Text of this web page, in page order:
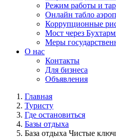
Режим работы и
Онлайн табло
Коррупционные
Мост через
Меры
О нас
Контакты
Для бизнеса
Объявления
Главная
Туристу
Где остановиться
Базы отдыха
База отдыха Чистые